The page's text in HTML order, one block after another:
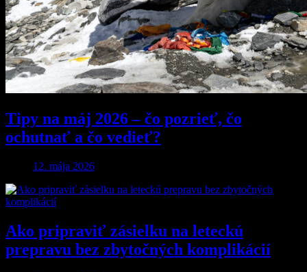
Tipy na máj 2026 – čo pozrieť, čo
ochutnať a čo vedieť?
12. mája 2026
Ako pripraviť zásielku na leteckú
prepravu bez zbytočných komplikácií